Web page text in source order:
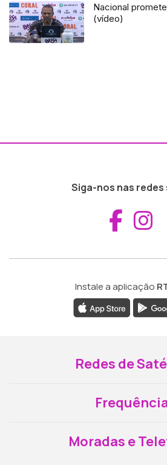
Nacional
(vídeo)
Siga-nos nas redes
Instale a aplicação
Redes de
Moradas e